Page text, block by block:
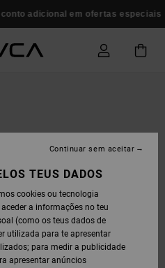
adicional em ofertas especiais
TEUS DADOS
cookies ou tecnologia
a informações no teu
(como os teus dados de
utilizada para te apresentar
para medir a publicidade
apresentar anúncios
Continuar sem aceitar